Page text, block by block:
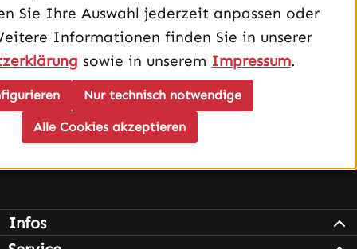
Vertrag widerrufen
Schau auf Instagram vorbei – öffnet in neuem Tab
Sieh dir unsere TikTok-Videos an – öffnet in neuem
Sieh dir unsere Videos auf YouTube an – öffnet
Infos
Sie Ihre Auswahl jederzeit anpassen oder
Informationen finden Sie in unserer
sowie in unserem Impressum.
Nur technisch notwendige
Alle Cookies akzeptieren